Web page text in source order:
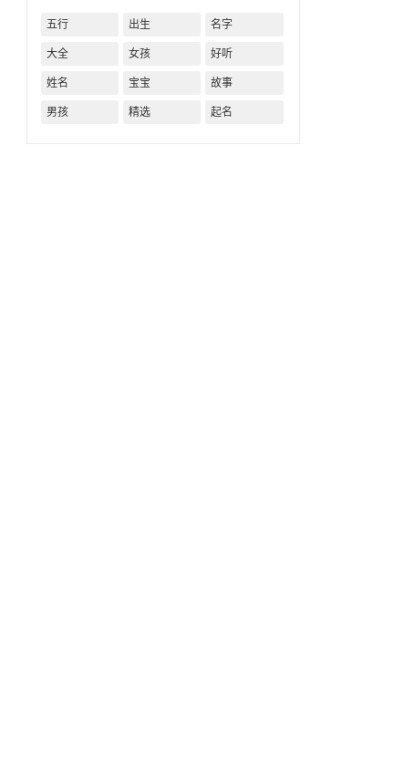
富贵！
五行 出生 名字
大全 女孩 好听
姓名 宝宝 故事
男孩 精选 起名